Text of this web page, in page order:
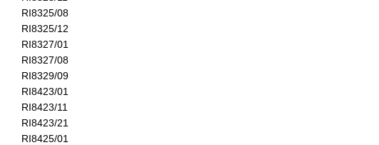
RI8325/08
RI8325/12
RI8327/01
RI8327/08
RI8329/09
RI8423/01
RI8423/11
RI8423/21
RI8425/01